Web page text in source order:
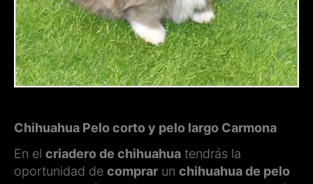
Chihuahua Pelo corto y pelo largo Carmona
En el criadero de chihuahua tendrás la
oportunidad de comprar un chihuahua de pelo